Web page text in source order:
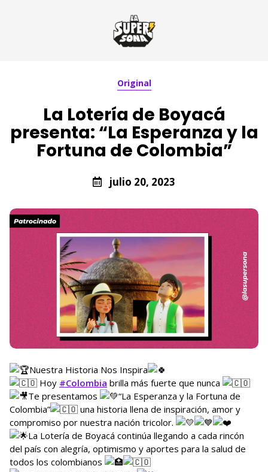
Original
La Lotería de Boyacá
presenta: “La Esperanza y la
Fortuna de Colombia”
julio 20, 2023
Nuestra Historia Nos Inspira
Hoy #Colombia brilla más fuerte que nunca
Te presentamos
“La Esperanza y la Fortuna de
Colombia”
una historia llena de inspiración, amor y
compromiso por nuestra nación tricolor.
La Lotería de Boyacá continúa llegando a cada rincón
del país con alegría, optimismo y aportes para la salud de
todos los colombianos